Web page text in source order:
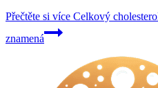
Přečtěte si více Celkový
znamená